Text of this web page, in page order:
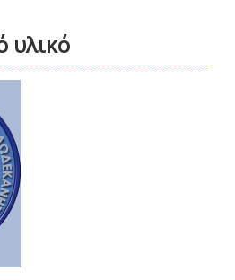
υλικό